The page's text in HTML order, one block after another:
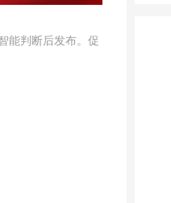
能判断后发布。促